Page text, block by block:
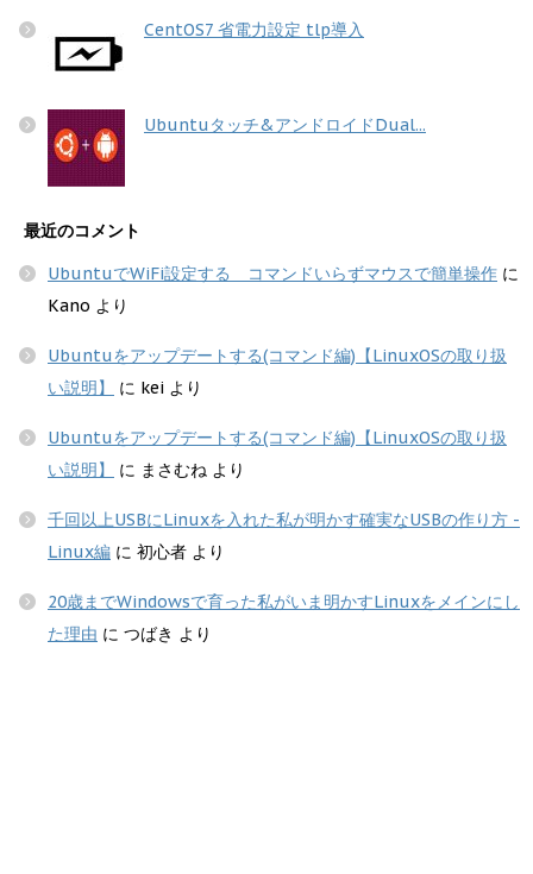
CentOS7 省電力設定 tlp導入
Ubuntuタッチ&アンドロイドDual...
最近のコメント
UbuntuでWiFi設定する コマンドいらずマウスで簡単操作 に
Kano より
Ubuntuをアップデートする(コマンド編)【LinuxOSの取り扱
い説明】
に kei より
Ubuntuをアップデートする(コマンド編)【LinuxOSの取り扱
い説明】
に まさむね より
千回以上USBにLinuxを入れた私が明かす確実なUSBの作り方 -
Linux編 に 初心者 より
20歳までWindowsで育った私がいま明かすLinuxをメインにし
た理由 に つばき より